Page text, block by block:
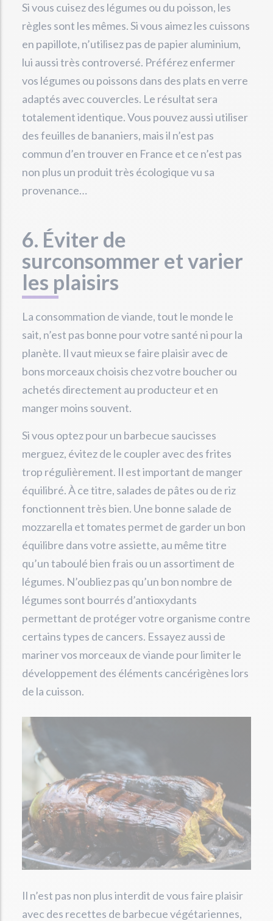
Si vous cuisez des légumes ou du poisson, les
règles sont les mêmes. Si vous aimez les cuissons
en papillote, n’utilisez pas de papier aluminium,
lui aussi très controversé. Préférez enfermer
vos légumes ou poissons dans des plats en verre
adaptés avec couvercles. Le résultat sera
totalement identique. Vous pouvez aussi utiliser
des feuilles de bananiers, mais il n’est pas
commun d’en trouver en France et ce n’est pas
non plus un produit très écologique vu sa
provenance…
6. Éviter de
surconsommer et varier
les plaisirs
La consommation de viande, tout le monde le
sait, n’est pas bonne pour votre santé ni pour la
planète. Il vaut mieux se faire plaisir avec de
bons morceaux choisis chez votre boucher ou
achetés directement au producteur et en
manger moins souvent.
Si vous optez pour un barbecue saucisses
merguez, évitez de le coupler avec des frites
trop régulièrement. Il est important de manger
équilibré. À ce titre, salades de pâtes ou de riz
fonctionnent très bien. Une bonne salade de
mozzarella et tomates permet de garder un bon
équilibre dans votre assiette, au même titre
qu’un taboulé bien frais ou un assortiment de
légumes. N’oubliez pas qu’un bon nombre de
légumes sont bourrés d’antioxydants
permettant de protéger votre organisme contre
certains types de cancers. Essayez aussi de
mariner vos morceaux de viande pour limiter le
développement des éléments cancérigènes lors
de la cuisson.
Il n’est pas non plus interdit de vous faire plaisir
avec des recettes de barbecue végétariennes,